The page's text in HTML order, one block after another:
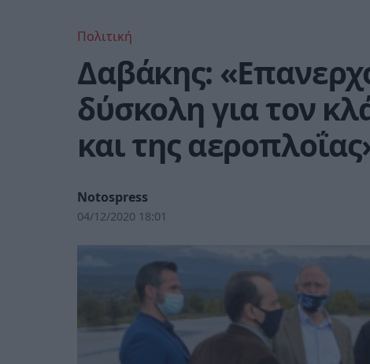
Πολιτική
Δαβάκης:
δύσκολη για τον
και της
Notospress
04/12/2020 18:01